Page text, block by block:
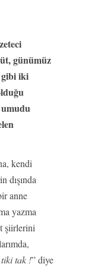
günümüz
gibi iki
kendi
dışında
anne
yazma
şiirlerini
tak !” diye